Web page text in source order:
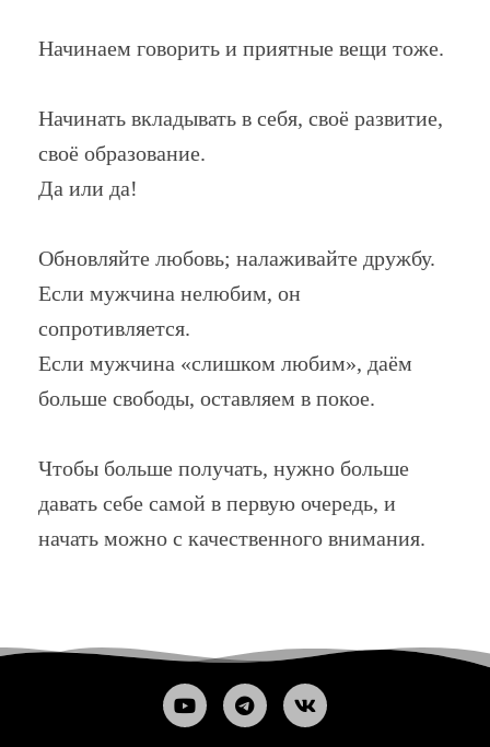
Начинаем говорить и приятные вещи тоже.
Начинать вкладывать в себя, своё развитие,
своё образование.
Да или да!
Обновляйте любовь; налаживайте дружбу.
Если мужчина нелюбим, он
сопротивляется.
Если мужчина «слишком любим», даём
больше свободы, оставляем в покое.
Чтобы больше получать, нужно больше
давать себе самой в первую очередь, и
начать можно с качественного внимания.